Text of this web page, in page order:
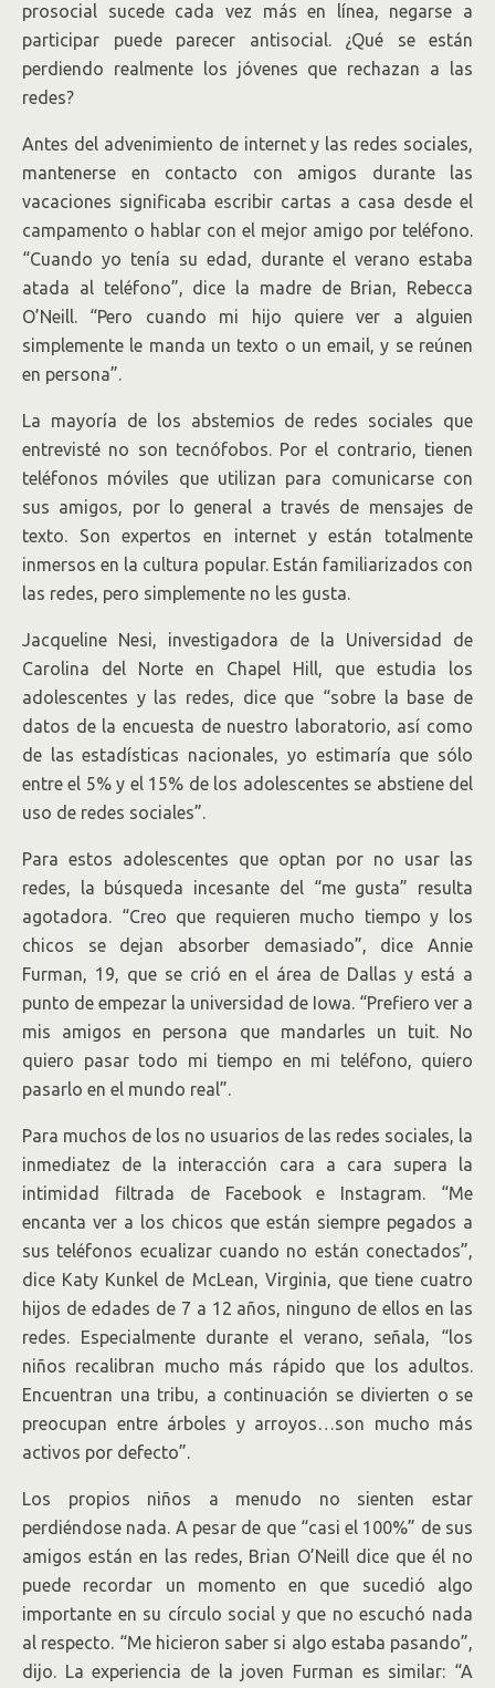
prosocial sucede cada vez más en línea, negarse a
participar puede parecer antisocial. ¿Qué se están
perdiendo realmente los jóvenes que rechazan a las
redes?
Antes del advenimiento de internet y las redes sociales,
mantenerse en contacto con amigos durante las
vacaciones significaba escribir cartas a casa desde el
campamento o hablar con el mejor amigo por teléfono.
“Cuando yo tenía su edad, durante el verano estaba
atada al teléfono”, dice la madre de Brian, Rebecca
O’Neill. “Pero cuando mi hijo quiere ver a alguien
simplemente le manda un texto o un email, y se reúnen
en persona”.
La mayoría de los abstemios de redes sociales que
entrevisté no son tecnófobos. Por el contrario, tienen
teléfonos móviles que utilizan para comunicarse con
sus amigos, por lo general a través de mensajes de
texto. Son expertos en internet y están totalmente
inmersos en la cultura popular. Están familiarizados con
las redes, pero simplemente no les gusta.
Jacqueline Nesi, investigadora de la Universidad de
Carolina del Norte en Chapel Hill, que estudia los
adolescentes y las redes, dice que “sobre la base de
datos de la encuesta de nuestro laboratorio, así como
de las estadísticas nacionales, yo estimaría que sólo
entre el 5% y el 15% de los adolescentes se abstiene del
uso de redes sociales”.
Para estos adolescentes que optan por no usar las
redes, la búsqueda incesante del “me gusta” resulta
agotadora. “Creo que requieren mucho tiempo y los
chicos se dejan absorber demasiado”, dice Annie
Furman, 19, que se crió en el área de Dallas y está a
punto de empezar la universidad de Iowa. “Prefiero ver a
mis amigos en persona que mandarles un tuit. No
quiero pasar todo mi tiempo en mi teléfono, quiero
pasarlo en el mundo real”.
Para muchos de los no usuarios de las redes sociales, la
inmediatez de la interacción cara a cara supera la
intimidad filtrada de Facebook e Instagram. “Me
encanta ver a los chicos que están siempre pegados a
sus teléfonos ecualizar cuando no están conectados”,
dice Katy Kunkel de McLean, Virginia, que tiene cuatro
hijos de edades de 7 a 12 años, ninguno de ellos en las
redes. Especialmente durante el verano, señala, “los
niños recalibran mucho más rápido que los adultos.
Encuentran una tribu, a continuación se divierten o se
preocupan entre árboles y arroyos…son mucho más
activos por defecto”.
Los propios niños a menudo no sienten estar
perdiéndose nada. A pesar de que “casi el 100%” de sus
amigos están en las redes, Brian O’Neill dice que él no
puede recordar un momento en que sucedió algo
importante en su círculo social y que no escuchó nada
al respecto. “Me hicieron saber si algo estaba pasando”,
dijo. La experiencia de la joven Furman es similar: “A